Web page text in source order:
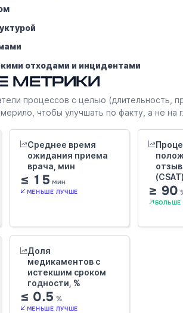
отходами и инцидентами
метрики
процессов с целью (длительность,
чтобы улучшать по факту, а не на
Среднее время
ожидания приема
врача, мин
≤ 15 мин
МЕНЬШЕ ЛУЧШЕ ≥ 90
БОЛЬШЕ
Доля
медикаментов с
истекшим сроком
годности, %
≤ 0.5 %
МЕНЬШЕ ЛУЧШЕ